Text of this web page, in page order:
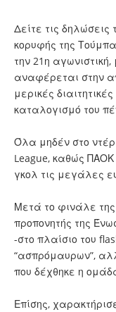
Δείτε τις δηλώσεις
κορυφής της
την 21η
αναφέρεται στην
μερικές
καταλογισμό του
Όλα μηδέν στο
League, καθώς ΠΑΟΚ
γκολ τις μεγάλες
Μετά το φινάλε
προπονητής της
-στο πλαίσιο του
“ασπρόμαυρων”,
που δέχθηκε η
Επίσης,